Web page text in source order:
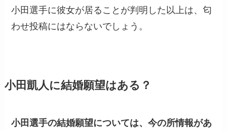
小田選手に彼女が居ることが判明した以上は、匂
わせ投稿にはならないでしょう。
小田凱人に結婚願望はある？
小田選手の結婚願望については、今の所情報があ